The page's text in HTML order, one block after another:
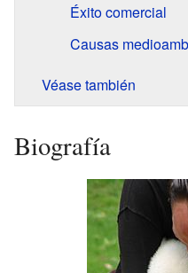
Éxito comercial
Causas
Véase también
Biografía